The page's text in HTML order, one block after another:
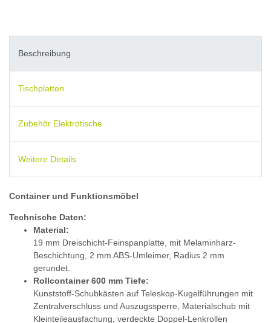
Beschreibung
Tischplatten
Zubehör Elektrotische
Weitere Details
Container und Funktionsmöbel
Technische Daten:
Material:
19 mm Dreischicht-Feinspanplatte, mit Melaminharz-
Beschichtung, 2 mm ABS-Umleimer, Radius 2 mm
gerundet.
Rollcontainer 600 mm Tiefe:
Kunststoff-Schubkästen auf Teleskop-Kugelführungen mit
Zentralverschluss und Auszugssperre, Materialschub mit
Kleinteileausfachung, verdeckte Doppel-Lenkrollen